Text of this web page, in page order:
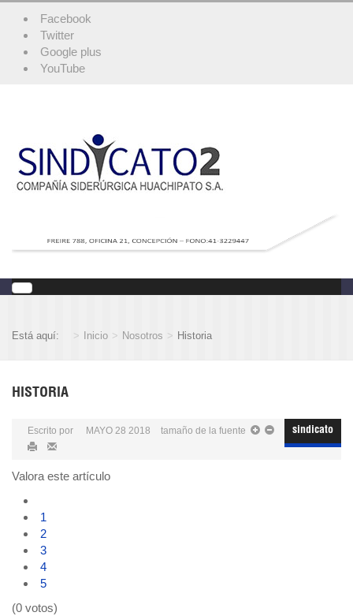
Facebook
Twitter
Google plus
YouTube
Está aquí: Inicio Nosotros Historia
HISTORIA
sindicato
Escrito por MAYO 28 2018 tamaño de la fuente
Valora este artículo
1
2
3
4
5
(0 votos)